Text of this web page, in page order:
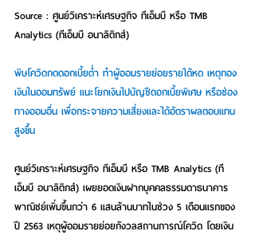
Source : ศูนย์วิเคราะห์เศรษฐกิจ ทีเอ็มบี หรือ TMB
Analytics (ทีเอ็มบี อนาลิติกส์)
พิษโควิดกดดอกเบี้ยต่ำ ทำผู้ออมรายย่อยรายได้หด เหตุกอง
เงินในออมทรัพย์ แนะโยกเงินไปบัญชีดอกเบี้ยพิเศษ หรือช่อง
ทางออมอื่น เพื่อกระจายความเสี่ยงและได้อัตราผลตอบแทน
สูงขึ้น
ศูนย์วิเคราะห์เศรษฐกิจ ทีเอ็มบี หรือ TMB Analytics (ที
เอ็มบี อนาลิติกส์) เผยยอดเงินฝากบุคคลธรรมดาธนาคาร
พาณิชย์เพิ่มขึ้นกว่า 6 แสนล้านบาทในช่วง 5 เดือนแรกของ
ปี 2563 เหตุผู้ออมรายย่อยกังวลสถานการณ์โควิด โดยเงิน